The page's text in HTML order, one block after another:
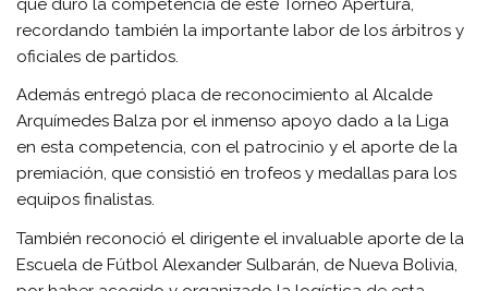
que duró la competencia de este Torneo Apertura,
recordando también la importante labor de los árbitros y
oficiales de partidos.
Además entregó placa de reconocimiento al Alcalde
Arquímedes Balza por el inmenso apoyo dado a la Liga
en esta competencia, con el patrocinio y el aporte de la
premiación, que consistió en trofeos y medallas para los
equipos finalistas.
También reconoció el dirigente el invaluable aporte de la
Escuela de Fútbol Alexander Sulbarán, de Nueva Bolivia,